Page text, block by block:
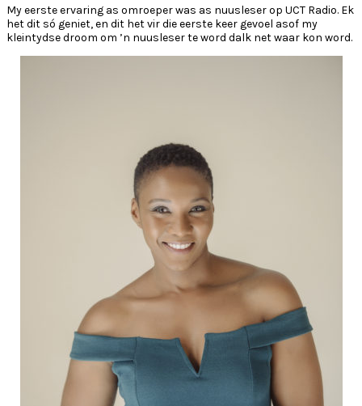
My eerste ervaring as omroeper was as nuusleser op UCT Radio. Ek
het dit só geniet, en dit het vir die eerste keer gevoel asof my
kleintydse droom om ’n nuusleser te word dalk net waar kon word.